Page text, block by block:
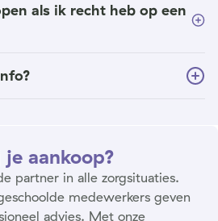
als ik recht heb op een
aankoop?
partner in alle zorgsituaties.
medewerkers geven
advies. Met onze